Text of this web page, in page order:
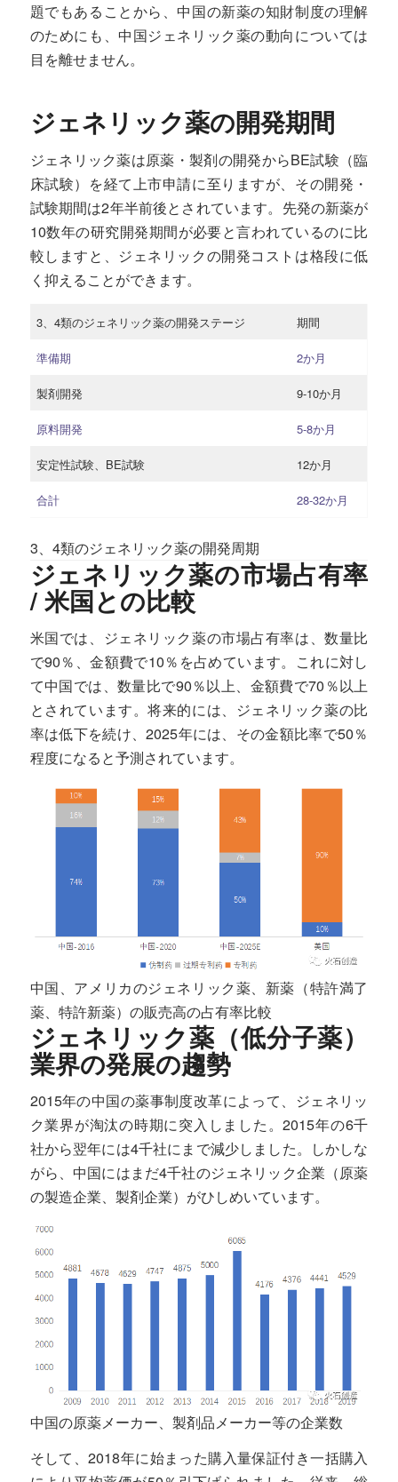
題でもあることから、中国の新薬の知財制度の理解
のためにも、中国ジェネリック薬の動向については
目を離せません。
ジェネリック薬の開発期間
ジェネリック薬は原薬・製剤の開発からBE試験（臨
床試験）を経て上市申請に至りますが、その開発・
試験期間は2年半前後とされています。先発の新薬が
10数年の研究開発期間が必要と言われているのに比
較しますと、ジェネリックの開発コストは格段に低
く抑えることができます。
3、4類のジェネリック薬の開発ステージ 期間
準備期 2か月
製剤開発 9-10か月
原料開発 5-8か月
安定性試験、BE試験 12か月
合計 28-32か月
3、4類のジェネリック薬の開発周期
ジェネリック薬の市場占有率
/ 米国との比較
米国では、ジェネリック薬の市場占有率は、数量比
で90％、金額費で10％を占めています。これに対し
て中国では、数量比で90％以上、金額費で70％以上
とされています。将来的には、ジェネリック薬の比
率は低下を続け、2025年には、その金額比率で50％
程度になると予測されています。
中国、アメリカのジェネリック薬、新薬（特許満了
薬、特許新薬）の販売高の占有率比較
ジェネリック薬（低分子薬）
業界の発展の趨勢
2015年の中国の薬事制度改革によって、ジェネリッ
ク業界が淘汰の時期に突入しました。2015年の6千
社から翌年には4千社にまで減少しました。しかしな
がら、中国にはまだ4千社のジェネリック企業（原薬
の製造企業、製剤企業）がひしめいています。
中国の原薬メーカー、製剤品メーカー等の企業数
そして、2018年に始まった購入量保証付き一括購入